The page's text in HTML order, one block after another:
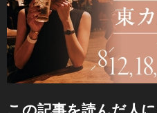
この記事を読んだ人